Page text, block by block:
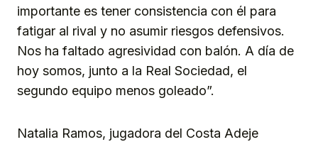
importante es tener consistencia con él para
fatigar al rival y no asumir riesgos defensivos.
Nos ha faltado agresividad con balón. A día de
hoy somos, junto a la Real Sociedad, el
segundo equipo menos goleado”.
Natalia Ramos, jugadora del Costa Adeje